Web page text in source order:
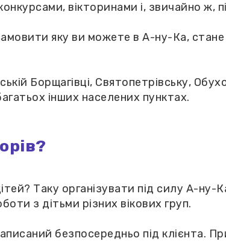
вікторинами і, звичайно ж,
яку ви можете в А-ну-Ка,
Борщагівці, Святопетрівську,
інших населених пунктах.
Таку організувати під силу А-
з дітьми різних вікових груп.
безпосередньо під клієнта.